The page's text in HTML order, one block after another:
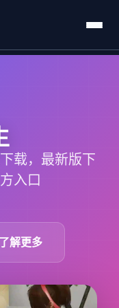
载，最新版下
入口
了解更多